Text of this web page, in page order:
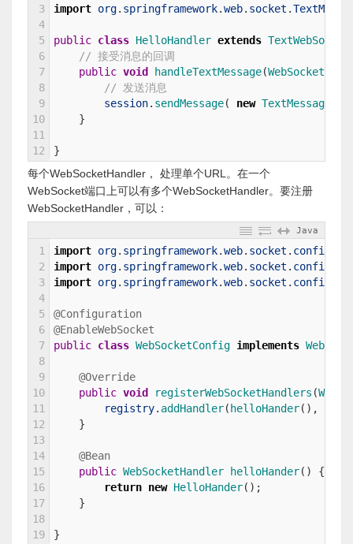
3
4
5
6
7
8
9
10
11
12
import org. springframework.web. socket .
public class HelloHandler extends
// 接受消息的回调
public void handleTextMessage(
// 发送消息
session. sendMessage( new TextMessage
}
}
每个WebSocketHandler， 处理单个URL。在一个
WebSocket端口上可以有多个WebSocketHandler。要注册
WebSocketHandler，可以：
Java
1
2
3
4
5
6
7
8
9
10
11
12
13
14
15
16
17
18
19
import org. springframework.web. socket . config
import org. springframework.web. socket . config
import org. springframework.web. socket . config
@Configuration
@EnableWebSocket
public class WebSocketConfig implements
@Override
public void registerWebSocketHandlers (
registry. addHandler( helloHander( ) ,
}
@Bean
public WebSocketHandler helloHander( )
{
return new HelloHander( ) ;
}
}